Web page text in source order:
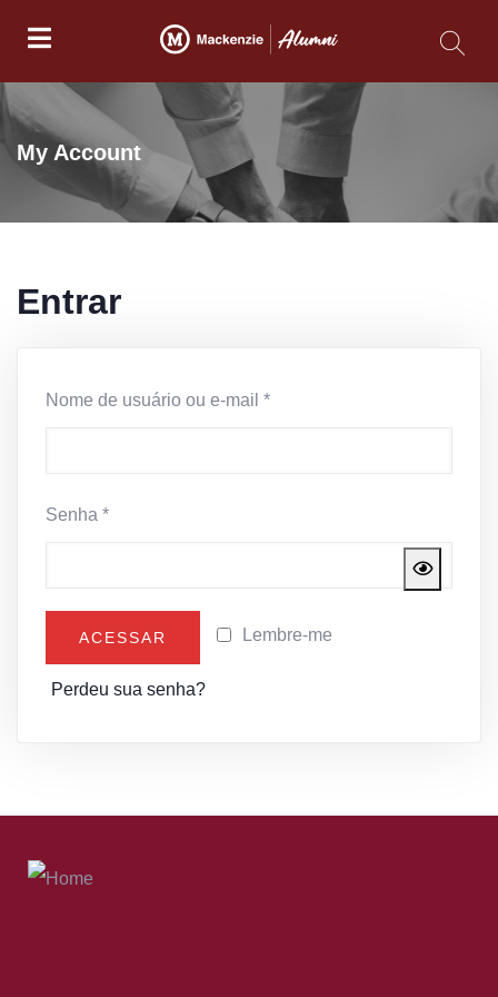
My Account
Entrar
Nome de usuário ou e-mail *
Senha *
Lembre-me
ACESSAR
Perdeu sua senha?